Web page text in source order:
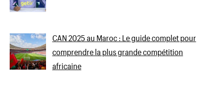
CAN 2025 au Maroc : Le guide complet pour
comprendre la plus grande compétition
africaine